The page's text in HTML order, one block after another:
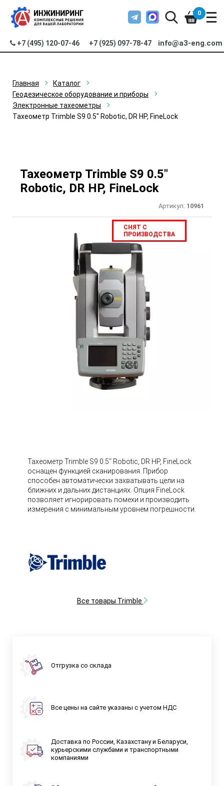
+7 (495) 120-07-46 +7 (925) 097-78-47 info@a3-eng.com
0
Главная
Каталог
Геодезическое оборудование и приборы
Электронные тахеометры
Тахеометр Trimble S9 0.5" Robotic, DR HP, FineLock
Тахеометр Trimble S9 0.5"
Robotic, DR HP, FineLock
Артикул: 10961
СНЯТ С
ПРОИЗВОДСТВА
Тахеометр Trimble S9 0.5’‘ Robotic, DR HP, FineLock
оснащен функцией сканирования. Прибор
способен автоматически захватывать цели на
ближних и дальних дистанциях. Опция FineLock
позволяет игнорировать помехи и производить
измерения с минимальным уровнем погрешности.
Все товары Trimble
Отгрузка со склада
Все цены на сайте указаны с учетом НДС
Доставка по России, Казахстану и Беларуси,
курьерскими службами и транспортными
компаниями